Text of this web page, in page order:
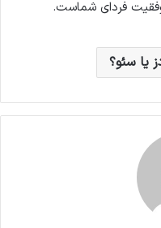
فردای شماست.
یا سئو؟